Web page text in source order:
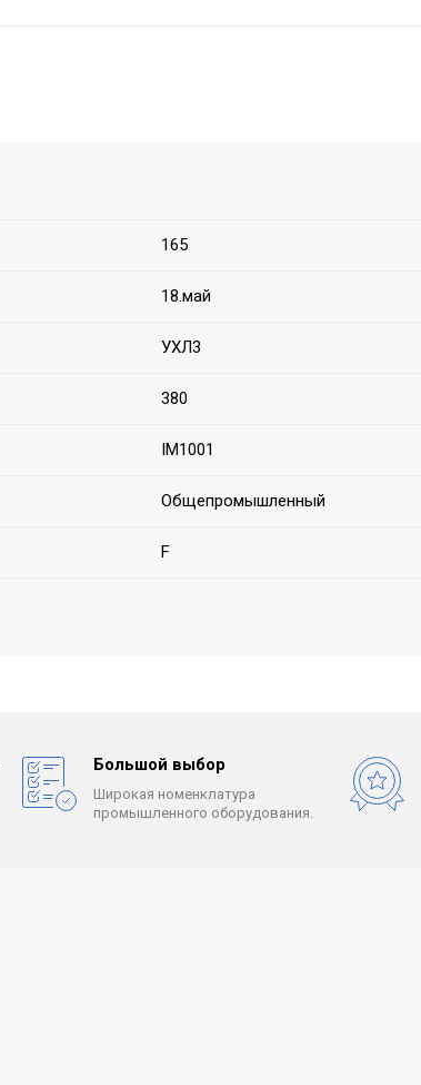
165
18.май
УХЛ3
380
IM1001
Общепромышленный
F
Большой выбор
Широкая номенклатура
промышленного оборудования.